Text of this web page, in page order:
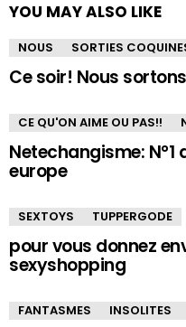
YOU MAY ALSO LIKE
NOUS SORTIES
Ce soir! Nous
CE QU'ON AIME OU PAS!!
Netechangisme:
europe
SEXTOYS TUPPERGODE
pour vous donnez
sexyshopping
FANTASMES INSOLITES